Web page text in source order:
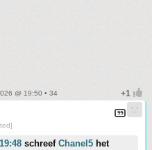
@ 19:50 • 34
schreef Chanel5 het